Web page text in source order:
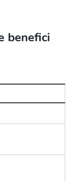
benefici